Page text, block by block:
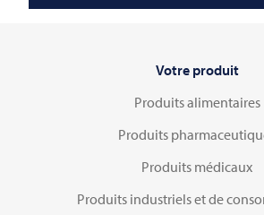
Votre produit
Produits alimentaires
Produits
Produits médicaux
Produits industriels et de